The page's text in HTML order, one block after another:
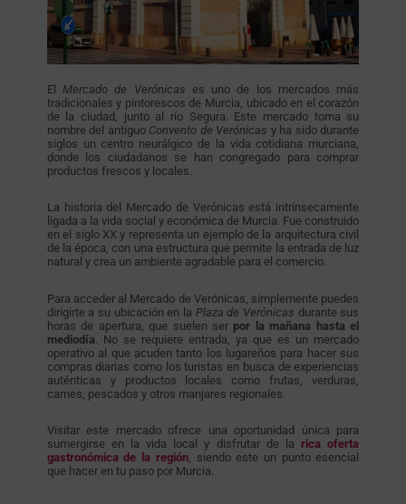
ElMercado de Verónicas es uno de los mercados más
tradicionales y pintorescos de Murcia, ubicado en el corazón
de la ciudad, junto al río Segura. Este mercado toma su
nombre del antiguo Convento de Verónicas y ha sido durante
siglos un centro neurálgico de la vida cotidiana murciana,
donde los ciudadanos se han congregado para comprar
productos frescos y locales.
La historia del Mercado de Verónicas está intrínsecamente
ligada a la vida social y económica de Murcia. Fue construido
en el siglo XX y representa un ejemplo de la arquitectura civil
de la época, con una estructura que permite la entrada de luz
natural y crea un ambiente agradable para el comercio.
Para acceder al Mercado de Verónicas, simplemente puedes
dirigirte a su ubicación en la Plaza de Verónicas durante sus
horas de apertura, que suelen ser por la mañana hasta el
mediodía . No se requiere entrada, ya que es un mercado
operativo al que acuden tanto los lugareños para hacer sus
compras diarias como los turistas en busca de experiencias
auténticas y productos locales como frutas, verduras,
carnes, pescados y otros manjares regionales.
Visitar este mercado ofrece una oportunidad única para
sumergirse en la vida local y disfrutar de la rica oferta
gastronómica de la región, siendo este un punto esencial
que hacer en tu paso por Murcia.